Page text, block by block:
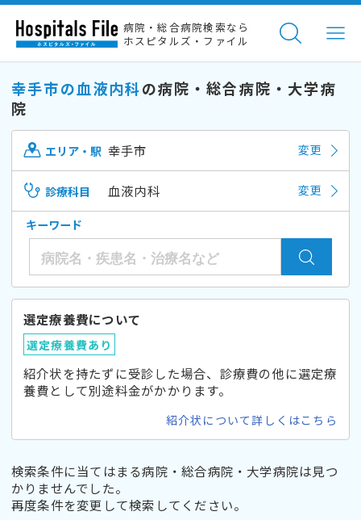
病院・総合病院検索なら
ホスピタルズ・ファイル
幸手市の血液内科の病院・総合病院・大学病
院
エリア・駅 幸手市 変更
診療科目 血液内科 変更
キーワード
選定療養費について
選定療養費あり
紹介状を持たずに受診した場合、診療費の他に選定療
養費として別途料金がかかります。
紹介状について詳しくはこちら
検索条件に当てはまる病院・総合病院・大学病院は見つ
かりませんでした。
再度条件を変更して検索してください。